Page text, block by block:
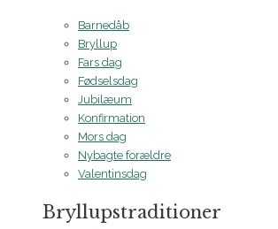
Barnedåb
Bryllup
Fars dag
Fødselsdag
Jubilæum
Konfirmation
Mors dag
Nybagte forældre
Valentinsdag
Bryllupstraditioner